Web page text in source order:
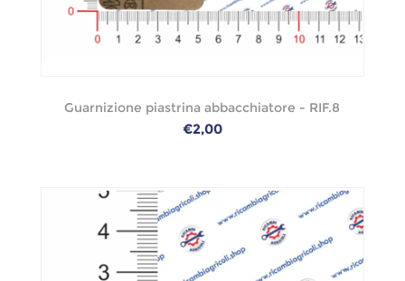
Guarnizione piastrina abbacchiatore - RIF.8
€2,00